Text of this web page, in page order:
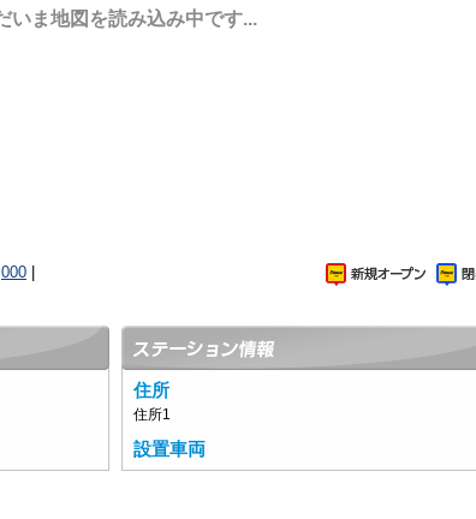
いま地図を読み込み中です...
住所
住所1
設置車両